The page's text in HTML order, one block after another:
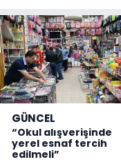
GÜNCEL
“Okul alışverişinde
yerel esnaf tercih
edilmeli”